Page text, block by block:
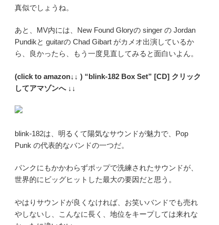
真似でしょうね。
あと、MV内には、New Found Gloryの singer の Jordan
Pundikと guitarの Chad Gibart がカメオ出演しているか
ら、良かったら、もう一度見直してみると面白いよん。
(click to amazon↓↓ ) “blink-182 Box Set” [CD] クリック
してアマゾンへ ↓↓
blink-182は、明るくて陽気なサウンドが魅力で、Pop
Punk の代表的なバンドの一つだ。
パンクにもかかわらずポップで洗練されたサウンドが、
世界的にビッグヒットした最大の要因だと思う。
やはりサウンドが良くなければ、お笑いバンドでも売れ
やしないし、こんなに長く、地位をキープしては来れな